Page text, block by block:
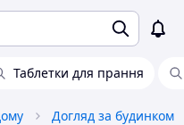
Таблетки для прання
Догляд за будинком